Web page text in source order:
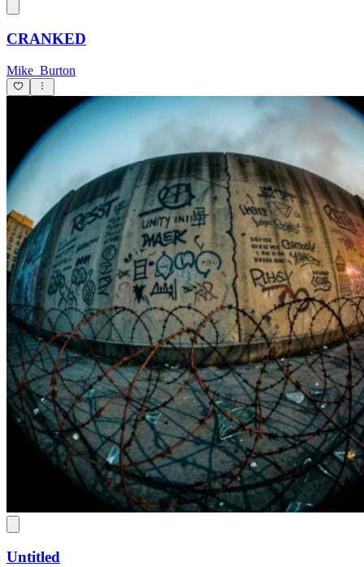
CRANKED
Mike_Burton
Untitled